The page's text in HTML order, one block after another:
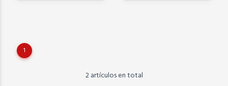
1
2 artículos en total